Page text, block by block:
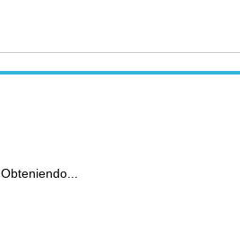
Obteniendo...